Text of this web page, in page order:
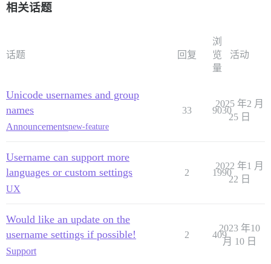
相关话题
话题 回复
浏
览
量
活动
Unicode usernames and group
names
Announcementsnew-feature
33 9030
2025 年2 月
25 日
Username can support more
languages or custom settings
UX
2 1990
2022 年1 月
22 日
Would like an update on the
username settings if possible!
Support
2 409
2023 年10
月 10 日